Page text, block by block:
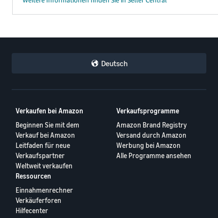
Deutsch
Verkaufen bei Amazon
Beginnen Sie mit dem
Verkauf bei Amazon
Leitfaden für neue
Verkaufspartner
Weltweit verkaufen
Verkaufsprogramme
Amazon Brand Registry
Versand durch Amazon
Werbung bei Amazon
Alle Programme ansehen
Ressourcen
Einnahmenrechner
Verkäuferforen
Hilfecenter